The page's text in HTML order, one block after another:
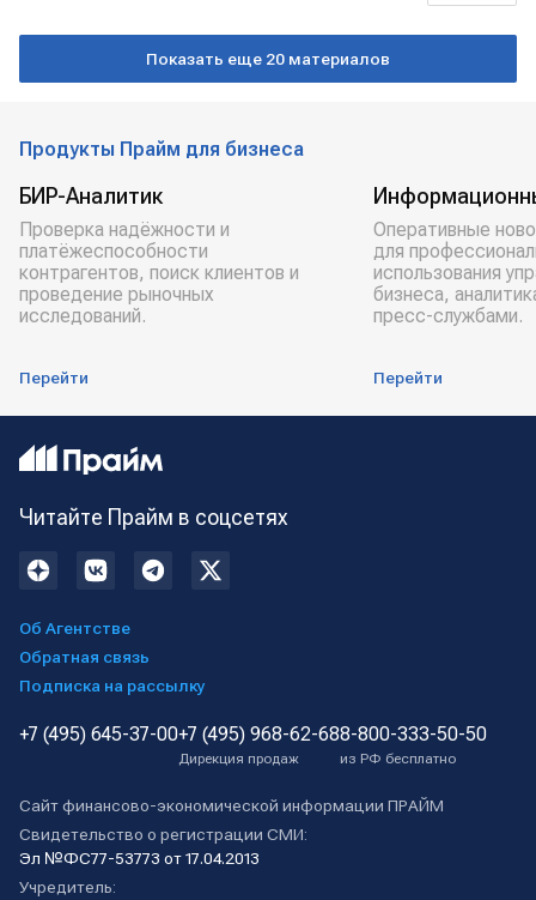
Экономика РОССИЯ
Показать еще 20 материалов
Продукты Прайм для бизнеса
БИР-Аналитик
Проверка надёжности и
платёжеспособности
контрагентов, поиск клиентов и
проведение рыночных
исследований.
Перейти
Оперативные
для
использования
бизнеса,
пресс-службами.
Перейти
Читайте Прайм в соцсетях
Об Агентстве
Обратная связь
Подписка на рассылку
+7 (495) 645-37-00+7 (495) 968-62-68
Дирекция продаж
8-800-333-50-50
из РФ бесплатно
Сайт финансово-экономической информации ПРАЙМ
Свидетельство о регистрации СМИ:
Эл №ФС77-53773 от 17.04.2013
Учредитель: